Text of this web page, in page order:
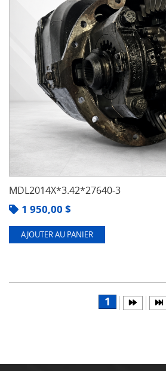
MDL2014X*3.42*27640-3
1 950,00 $
AJOUTER AU PANIER
1